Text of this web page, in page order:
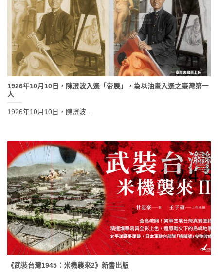
1926年10月10日，陳澄波入選「帝展」，為以油畫入選之臺灣第一
人
1926年10月10日，陳澄波....
《武裝台灣1945：米機襲來2》新書出版